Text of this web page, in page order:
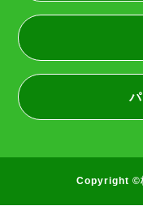
Copyright ©